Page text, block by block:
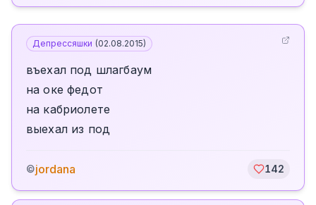
Депрессяшки (02.08.2015)
въехал под шлагбаум
на оке федот
на кабриолете
выехал из под
©jordana 142